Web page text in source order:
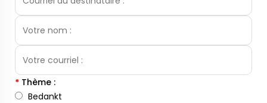
* Thème :
Bedankt